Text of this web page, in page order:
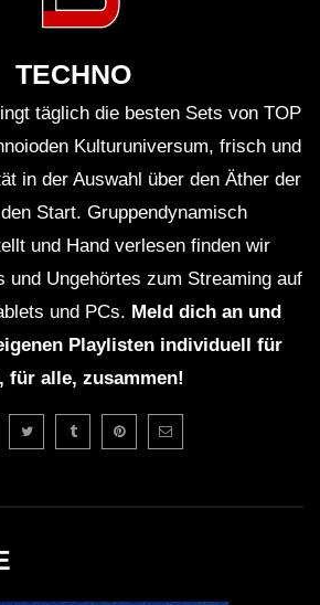
TECHNO
täglich die besten Sets von TOP
Kulturuniversum, frisch und
in der Auswahl über den Äther der
Start. Gruppendynamisch
und Hand verlesen finden wir
und Ungehörtes zum Streaming auf
und PCs. Meld dich an und
Playlisten individuell für
für alle, zusammen!